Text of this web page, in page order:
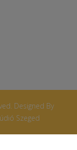
Designed By
Szeged